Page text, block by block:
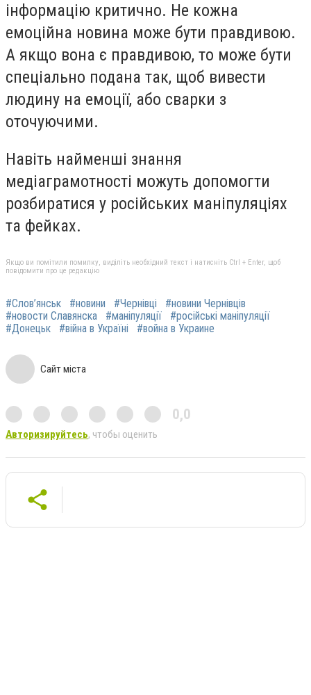
інформацію критично. Не кожна
емоційна новина може бути правдивою.
А якщо вона є правдивою, то може бути
спеціально подана так, щоб вивести
людину на емоції, або сварки з
оточуючими.
Навіть найменші знання
медіаграмотності можуть допомогти
розбиратися у російських маніпуляціях
та фейках.
Якщо ви помітили помилку, виділіть необхідний текст і натисніть Ctrl + Enter, щоб
повідомити про це редакцію
#Слов’янськ #новини #Чернівці
#новини Чернівців
#новости Славянска
#маніпуляції
#російські маніпуляції
#Донецьк
#війна в Україні #война в Украине
Сайт міста
0,0
Авторизируйтесь, чтобы оценить